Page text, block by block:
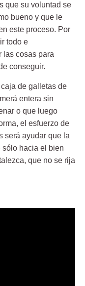
que su voluntad se
bueno y que le
este proceso. Por
todo e
las cosas para
conseguir.
de galletas de
entera sin
o que luego
el esfuerzo de
será ayudar que la
hacia el bien
que no se rija